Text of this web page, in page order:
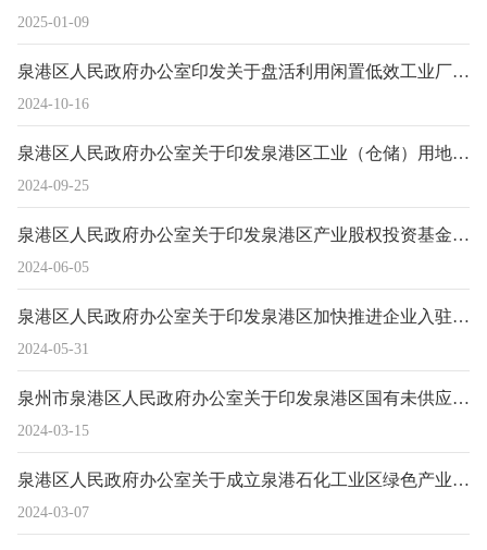
2025-01-09
2024-10-16
泉港区人民政府办公室印发关于盘活利用闲置低效工业厂房的实施意见的通知
2024-09-25
泉港区人民政府办公室关于印发泉港区工业（仓储）用地盘活利用实施意见的通知
2024-06-05
泉港区人民政府办公室关于印发泉港区产业股权投资基金管理规定的通知
2024-05-31
泉港区人民政府办公室关于印发泉港区加快推进企业入驻标准化工业（产业）园区促进增产增效若干措施的通知
2024-03-15
泉州市泉港区人民政府办公室关于印发泉港区国有未供应土地管护暂行规定的通知
2024-03-07
泉港区人民政府办公室关于成立泉港石化工业区绿色产业园区及配套基础设施项目推进工作专班的通知